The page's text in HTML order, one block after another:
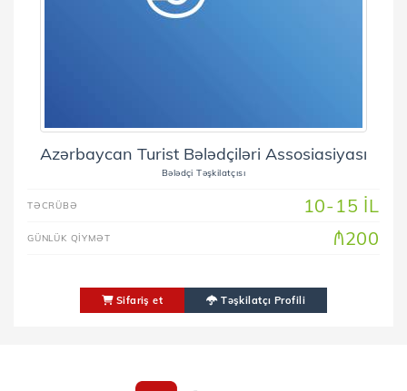
Azərbaycan Turist Bələdçiləri Assosiasiyası
Bələdçi Təşkilatçısı
TƏCRÜBƏ 10-15 IL
GÜNLÜK QIYMƏT ₼200
Sifariş et Təşkilatçı Profili